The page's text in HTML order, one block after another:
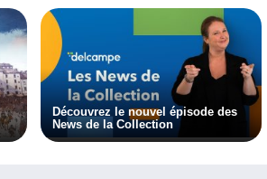
Découvrez le nouvel épisode des
News de la Collection